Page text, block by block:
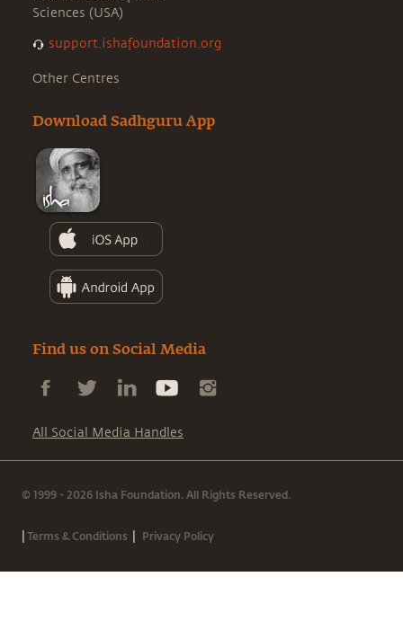
Sciences (USA)
support.ishafoundation.org
Other Centres
Download Sadhguru App
Find us on Social Media
All Social Media Handles
© 1999 - 2026 Isha Foundation. All Rights Reserved.
|Terms & Conditions | Privacy Policy